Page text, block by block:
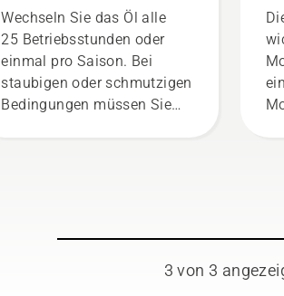
Rasenmähers
Wechseln Sie das Öl alle
25 Betriebsstunden oder
einmal pro Saison. Bei
staubigen oder schmutzigen
Bedingungen müssen Sie
3 von 3